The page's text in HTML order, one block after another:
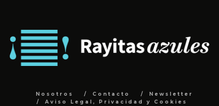
Nosotros Contacto
Newsletter
Aviso Legal, Privacidad y Cookies